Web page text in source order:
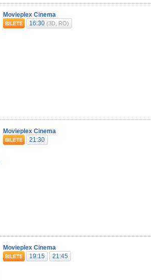
Movieplex Cinema
16:30(3D, RO)
Movieplex Cinema
21:30
Movieplex Cinema
19:15
21:45